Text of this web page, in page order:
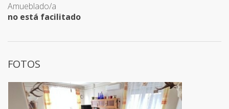
Amueblado/a
no está facilitado
FOTOS